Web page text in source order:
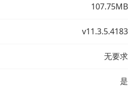
107.75MB
v11.3.5.4183
无要求
是